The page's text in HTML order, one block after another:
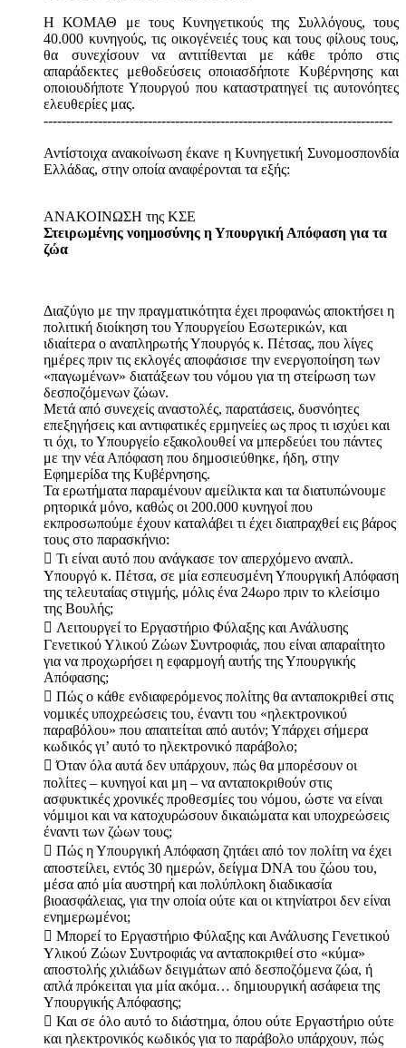
Η ΚΟΜΑΘ με τους Κυνηγετικούς της Συλλόγους, τους
40.000 κυνηγούς, τις οικογένειές τους και τους φίλους τους,
θα συνεχίσουν να αντιτίθενται με κάθε τρόπο στις
απαράδεκτες μεθοδεύσεις οποιασδήποτε Κυβέρνησης και
οποιουδήποτε Υπουργού που καταστρατηγεί τις αυτονόητες
ελευθερίες μας.
-----------------------------------------------------------------------------
Αντίστοιχα ανακοίνωση έκανε η Κυνηγετική Συνομοσπονδία
Ελλάδας, στην οποία αναφέρονται τα εξής:
ΑΝΑΚΟΙΝΩΣΗ της ΚΣΕ
Στειρωμένης νοημοσύνης η Υπουργική Απόφαση για τα
ζώα
Διαζύγιο με την πραγματικότητα έχει προφανώς αποκτήσει η
πολιτική διοίκηση του Υπουργείου Εσωτερικών, και
ιδιαίτερα ο αναπληρωτής Υπουργός κ. Πέτσας, που λίγες
ημέρες πριν τις εκλογές αποφάσισε την ενεργοποίηση των
«παγωμένων» διατάξεων του νόμου για τη στείρωση των
δεσποζόμενων ζώων.
Μετά από συνεχείς αναστολές, παρατάσεις, δυσνόητες
επεξηγήσεις και αντιφατικές ερμηνείες ως προς τι ισχύει και
τι όχι, το Υπουργείο εξακολουθεί να μπερδεύει του πάντες
με την νέα Απόφαση που δημοσιεύθηκε, ήδη, στην
Εφημερίδα της Κυβέρνησης.
Τα ερωτήματα παραμένουν αμείλικτα και τα διατυπώνουμε
ρητορικά μόνο, καθώς οι 200.000 κυνηγοί που
εκπροσωπούμε έχουν καταλάβει τι έχει διαπραχθεί εις βάρος
τους στο παρασκήνιο:
 Τι είναι αυτό που ανάγκασε τον απερχόμενο αναπλ.
Υπουργό κ. Πέτσα, σε μία εσπευσμένη Υπουργική Απόφαση
της τελευταίας στιγμής, μόλις ένα 24ωρο πριν το κλείσιμο
της Βουλής;
 Λειτουργεί το Εργαστήριο Φύλαξης και Ανάλυσης
Γενετικού Υλικού Ζώων Συντροφιάς, που είναι απαραίτητο
για να προχωρήσει η εφαρμογή αυτής της Υπουργικής
Απόφασης;
 Πώς ο κάθε ενδιαφερόμενος πολίτης θα ανταποκριθεί στις
νομικές υποχρεώσεις του, έναντι του «ηλεκτρονικού
παραβόλου» που απαιτείται από αυτόν; Υπάρχει σήμερα
κωδικός γι’ αυτό το ηλεκτρονικό παράβολο;
 Όταν όλα αυτά δεν υπάρχουν, πώς θα μπορέσουν οι
πολίτες – κυνηγοί και μη – να ανταποκριθούν στις
ασφυκτικές χρονικές προθεσμίες του νόμου, ώστε να είναι
νόμιμοι και να κατοχυρώσουν δικαιώματα και υποχρεώσεις
έναντι των ζώων τους;
 Πώς η Υπουργική Απόφαση ζητάει από τον πολίτη να έχει
αποστείλει, εντός 30 ημερών, δείγμα DNA του ζώου του,
μέσα από μία αυστηρή και πολύπλοκη διαδικασία
βιοασφάλειας, για την οποία ούτε και οι κτηνίατροι δεν είναι
ενημερωμένοι;
 Μπορεί το Εργαστήριο Φύλαξης και Ανάλυσης Γενετικού
Υλικού Ζώων Συντροφιάς να ανταποκριθεί στο «κύμα»
αποστολής χιλιάδων δειγμάτων από δεσποζόμενα ζώα, ή
απλά πρόκειται για μία ακόμα… δημιουργική ασάφεια της
Υπουργικής Απόφασης;
 Και σε όλο αυτό το διάστημα, όπου ούτε Εργαστήριο ούτε
και ηλεκτρονικός κωδικός για το παράβολο υπάρχουν, πώς